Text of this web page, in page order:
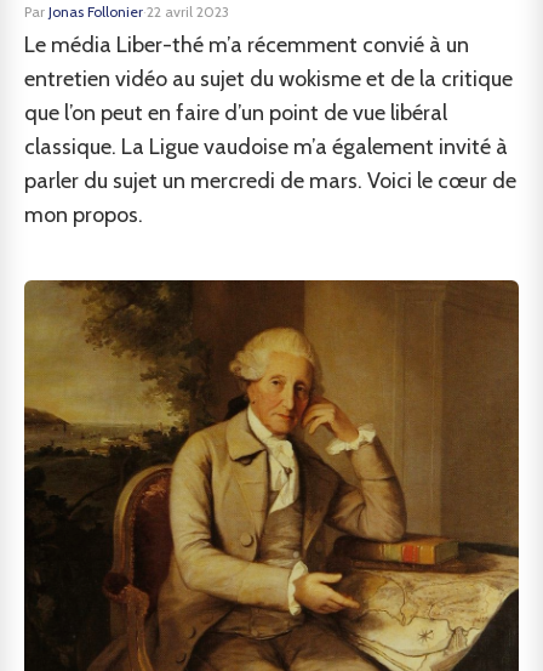
Par Jonas Follonier·22 avril 2023
Le média Liber-thé m’a récemment convié à un
entretien vidéo au sujet du wokisme et de la critique
que l’on peut en faire d’un point de vue libéral
classique. La Ligue vaudoise m’a également invité à
parler du sujet un mercredi de mars. Voici le cœur de
mon propos.